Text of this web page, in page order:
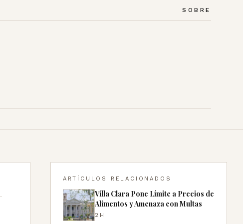
SOBRE
ARTÍCULOS RELACIONADOS
Villa Clara Pone Límite a Precios de
Alimentos y Amenaza con Multas
2H